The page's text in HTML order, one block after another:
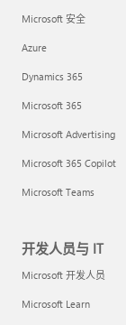
Microsoft 安全
Azure
Dynamics 365
Microsoft 365
Microsoft Advertising
Microsoft 365 Copilot
Microsoft Teams
开发人员与 IT
Microsoft 开发人员
Microsoft Learn